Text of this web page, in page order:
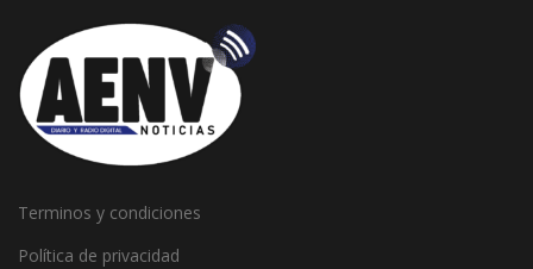
Terminos y condiciones
Política de privacidad